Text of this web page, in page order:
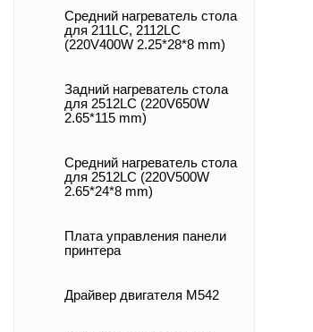
Средний нагреватель стола
для 211LC, 2112LC
(220V400W 2.25*28*8 mm)
Задний нагреватель стола
для 2512LC (220V650W
2.65*115 mm)
Средний нагреватель стола
для 2512LC (220V500W
2.65*24*8 mm)
Плата управления панели
принтера
Драйвер двигателя M542